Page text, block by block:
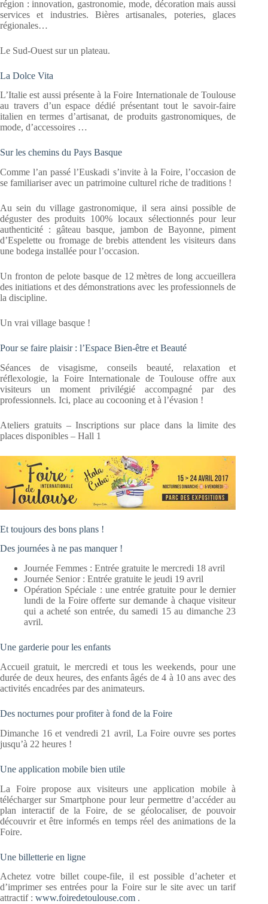
région : innovation, gastronomie, mode, décoration mais aussi
services et industries. Bières artisanales, poteries, glaces
régionales…
Le Sud-Ouest sur un plateau.
La Dolce Vita
L’Italie est aussi présente à la Foire Internationale de Toulouse
au travers d’un espace dédié présentant tout le savoir-faire
italien en termes d’artisanat, de produits gastronomiques, de
mode, d’accessoires …
Sur les chemins du Pays Basque
Comme l’an passé l’Euskadi s’invite à la Foire, l’occasion de
se familiariser avec un patrimoine culturel riche de traditions !
Au sein du village gastronomique, il sera ainsi possible de
déguster des produits 100% locaux sélectionnés pour leur
authenticité : gâteau basque, jambon de Bayonne, piment
d’Espelette ou fromage de brebis attendent les visiteurs dans
une bodega installée pour l’occasion.
Un fronton de pelote basque de 12 mètres de long accueillera
des initiations et des démonstrations avec les professionnels de
la discipline.
Un vrai village basque !
Pour se faire plaisir : l’Espace Bien-être et Beauté
Séances de visagisme, conseils beauté, relaxation et
réflexologie, la Foire Internationale de Toulouse offre aux
visiteurs un moment privilégié accompagné par des
professionnels. Ici, place au cocooning et à l’évasion !
Ateliers gratuits – Inscriptions sur place dans la limite des
places disponibles – Hall 1
Et toujours des bons plans !
Des journées à ne pas manquer !
Journée Femmes : Entrée gratuite le mercredi 18 avril
Journée Senior : Entrée gratuite le jeudi 19 avril
Opération Spéciale : une entrée gratuite pour le dernier
lundi de la Foire offerte sur demande à chaque visiteur
qui a acheté son entrée, du samedi 15 au dimanche 23
avril.
Une garderie pour les enfants
Accueil gratuit, le mercredi et tous les weekends, pour une
durée de deux heures, des enfants âgés de 4 à 10 ans avec des
activités encadrées par des animateurs.
Des nocturnes pour profiter à fond de la Foire
Dimanche 16 et vendredi 21 avril, La Foire ouvre ses portes
jusqu’à 22 heures !
Une application mobile bien utile
La Foire propose aux visiteurs une application mobile à
télécharger sur Smartphone pour leur permettre d’accéder au
plan interactif de la Foire, de se géolocaliser, de pouvoir
découvrir et être informés en temps réel des animations de la
Foire.
Une billetterie en ligne
Achetez votre billet coupe-file, il est possible d’acheter et
d’imprimer ses entrées pour la Foire sur le site avec un tarif
attractif : www.foiredetoulouse.com .